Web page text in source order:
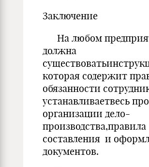
Заключение
На любом
должна
которая содержит
обязанности
устанавливаетвесь
организации дело-
производства,правила
составления и
документов.